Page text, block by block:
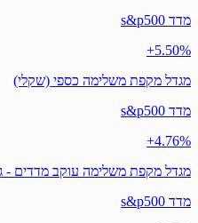
מדד s&p500
‎+5.50%
מגדל מקפת משלימה כספי (שקלי)
מדד s&p500
‎+4.76%
מגדל מקפת משלימה עוקב מדדים -
מדד s&p500